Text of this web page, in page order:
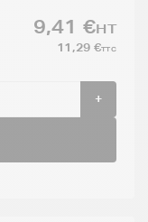
9,41 €HT
11,29 €TTC
+